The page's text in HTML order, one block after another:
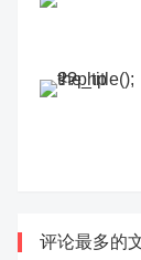
评论最多的